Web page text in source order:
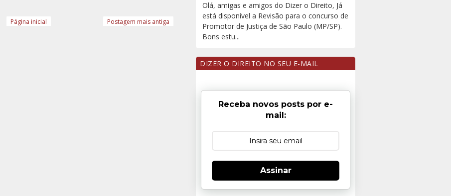
Postagem mais antiga
Página inicial
Olá, amigas e amigos do Dizer o Direito, Já
está disponível a Revisão para o concurso de
Promotor de Justiça de São Paulo (MP/SP).
Bons estu...
DIZER O DIREITO NO SEU E-MAIL
Receba novos posts por e-
mail:
Assinar